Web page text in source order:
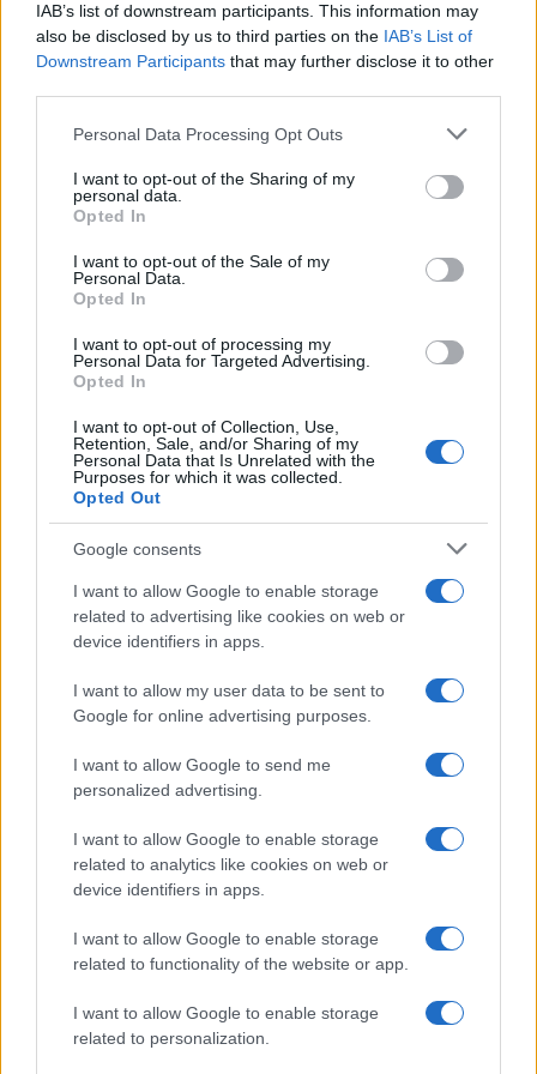
IAB’s list of downstream participants. This information may
also be disclosed by us to third parties on the IAB’s List of
Downstream Participants that may further disclose it to other
Please note that this website/app uses one or more Google
not limited to your visit or usage behaviour. You may click to
grant or deny consent to Google and its third-party tags to
use your data for below specified purposes in below Google
consent section.
Personal Data Processing Opt Outs
I want to opt-out of the Sharing of my
personal data.
Opted In
I want to opt-out of the Sale of my
Personal Data.
Opted In
I want to opt-out of processing my
Personal Data for Targeted Advertising.
Opted In
I want to opt-out of Collection, Use,
Retention, Sale, and/or Sharing of my
Personal Data that Is Unrelated with the
Purposes for which it was collected.
Opted Out
Google consents
I want to allow Google to enable storage
related to advertising like cookies on web or
device identifiers in apps.
I want to allow my user data to be sent to
Google for online advertising purposes.
I want to allow Google to send me
personalized advertising.
I want to allow Google to enable storage
related to analytics like cookies on web or
device identifiers in apps.
I want to allow Google to enable storage
related to functionality of the website or app.
I want to allow Google to enable storage
related to personalization.
Kategorije: Novice
vremenska napoved
Več iz kategorije Novice
Na Ravenskih dnevih boste
žurali s Kingstoni in Zmelkoowi
Nevarna najdba v Dravogradu:
Odstranili 88-milimetrsko
granato
(VIDEO in FOTO) Novo padel
igrišče v Vuzenici: Naj se
Pred nami še dva zelo vroča
Obvestila
Izklop elektrike: 417. Nadzorništvo Vuzenica - Območje Sv.
Anton na Pohorju in Zg. Sv. Vid
Izklop elektrike: 419. Nadzorništvo Vuzenica - Območje
Radlje, Dobrava
pred 9 urami
Izklop elektrike: 418. Nadzorništvo Slovenj Gradec - Območje
Otiški Vrh
Izklop elektrike: 416. Nadzorništvo Slovenj Gradec - Območje
Gornji Dolič, Završe, Kozjak, Tolsti vrh pri Mislinji, Srednji